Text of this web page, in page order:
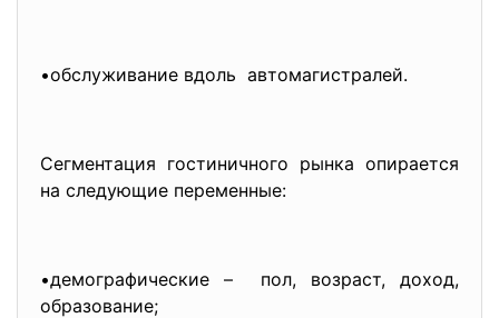
•обслуживание вдоль автомагистралей.
Сегментация гостиничного рынка опирается
на следующие переменные:
•демографические – пол, возраст, доход,
образование;